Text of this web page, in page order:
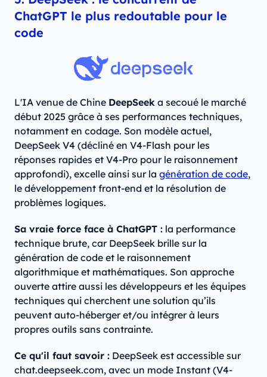
ChatGPT le plus redoutable pour le
code
L'IA venue de Chine DeepSeek a secoué le marché
début 2025 grâce à ses performances techniques,
notamment en codage. Son modèle actuel,
DeepSeek V4 (décliné en V4-Flash pour les
réponses rapides et V4-Pro pour le raisonnement
approfondi), excelle ainsi sur la génération de code,
le développement front-end et la résolution de
problèmes logiques.
Sa vraie force face à ChatGPT : la performance
technique brute, car DeepSeek brille sur la
génération de code et le raisonnement
algorithmique et mathématiques. Son approche
ouverte attire aussi les développeurs et les équipes
techniques qui cherchent une solution qu’ils
peuvent auto-héberger et/ou intégrer à leurs
propres outils sans contrainte.
Ce qu'il faut savoir : DeepSeek est accessible sur
chat.deepseek.com, avec un mode Instant (V4-